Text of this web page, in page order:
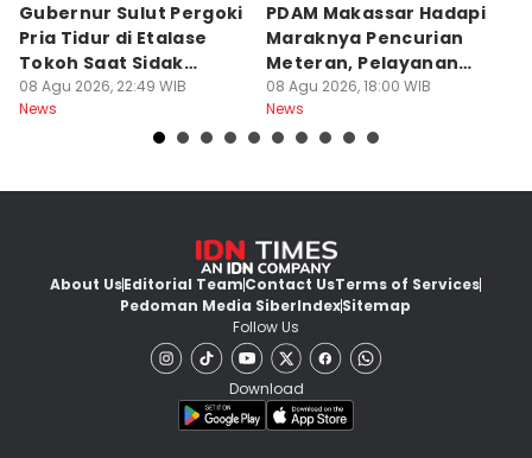
Gubernur Sulut Pergoki
Pria Tidur di Etalase
Tokoh Saat Sidak
Gedung
08 Agu 2026, 22:49 WIB
News
PDAM Makassar Hadapi
Maraknya Pencurian
Meteran, Pelayanan
Ikut Terdampak
08 Agu 2026, 18:00 WIB
News
About UsEditorial TeamContact UsTerms of Services
Pedoman Media SiberIndexSitemap
Follow Us
Download